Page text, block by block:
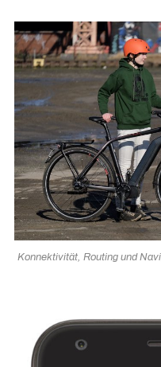
Konnektivität, Routing und